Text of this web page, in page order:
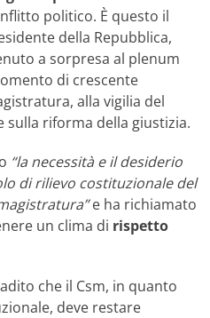
politico. È questo il
della Repubblica,
a sorpresa al plenum
di crescente
alla vigilia del
riforma della giustizia.
“la necessità e il desiderio
di rilievo costituzionale del
e ha richiamato
un clima di rispetto
che il Csm, in quanto
deve restare